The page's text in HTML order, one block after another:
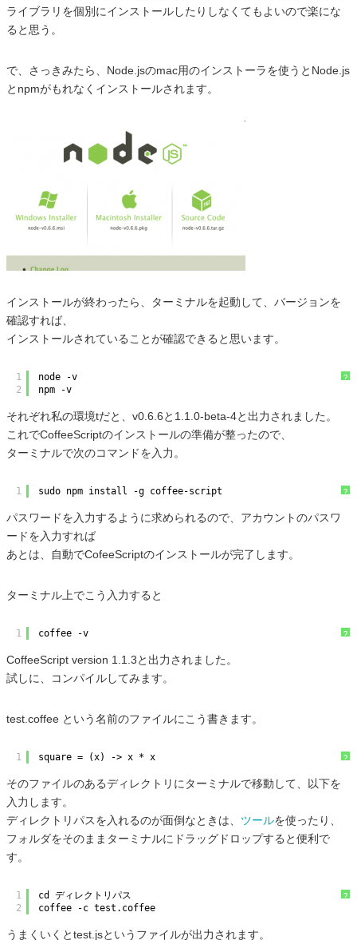
ライブラリを個別にインストールしたりしなくてもよいので楽にな
ると思う。
で、さっきみたら、Node.jsのmac用のインストーラを使うとNode.js
とnpmがもれなくインストールされます。
インストールが終わったら、ターミナルを起動して、バージョンを
確認すれば、
インストールされていることが確認できると思います。
?
1
2
node -v
npm -v
それぞれ私の環境tだと、v0.6.6と1.1.0-beta-4と出力されました。
これでCoffeeScriptのインストールの準備が整ったので、
ターミナルで次のコマンドを入力。
?
1 sudo npm install -g coffee-script
パスワードを入力するように求められるので、アカウントのパスワ
ードを入力すれば
あとは、自動でCofeeScriptのインストールが完了します。
ターミナル上でこう入力すると
?
1 coffee -v
CoffeeScript version 1.1.3と出力されました。
試しに、コンパイルしてみます。
test.coffee という名前のファイルにこう書きます。
?
1 square = (x) -> x * x
そのファイルのあるディレクトリにターミナルで移動して、以下を
入力します。
ディレクトリパスを入れるのが面倒なときは、 ツールを使ったり、
フォルダをそのままターミナルにドラッグドロップすると便利で
す。
?
1
2
cd ディレクトリパス
coffee -c test.coffee
うまくいくとtest.jsというファイルが出力されます。